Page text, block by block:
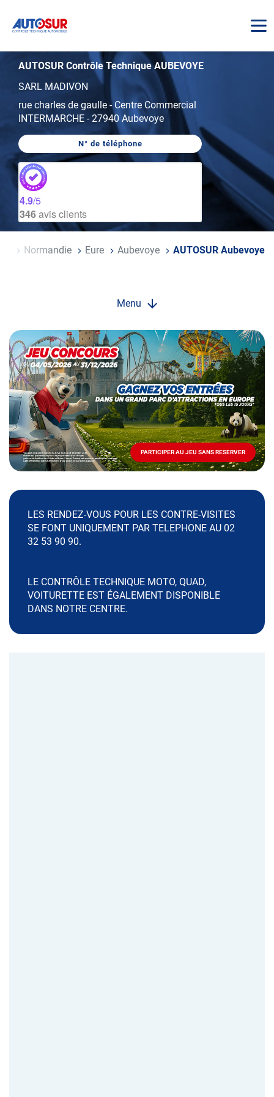
AUTOSUR Contrôle Technique AUBEVOYE
SARL MADIVON
rue charles de gaulle - Centre Commercial
INTERMARCHE -27940 Aubevoye
N° de téléphone
AFFICHER
AUBEVOYE
4.9/5
346avis clients
Normandie Eure Aubevoye AUTOSUR Aubevoye
Menu
Opération
spéciale
Mai
-
Décembre
2026
Locations
PARTICIPER AU JEU SANS RESERVER
PARTICIPER
AU
JEU
RESERVER
LES RENDEZ-VOUS POUR LES CONTRE-VISITES
SE FONT UNIQUEMENT PAR TELEPHONE AU 02
32 53 90 90.
LE CONTRÔLE TECHNIQUE MOTO, QUAD,
VOITURETTE EST ÉGALEMENT DISPONIBLE
DANS NOTRE CENTRE.